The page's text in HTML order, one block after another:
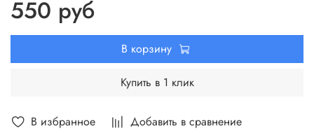
В избранное Добавить в сравнение
550 руб
В корзину
Купить в 1 клик